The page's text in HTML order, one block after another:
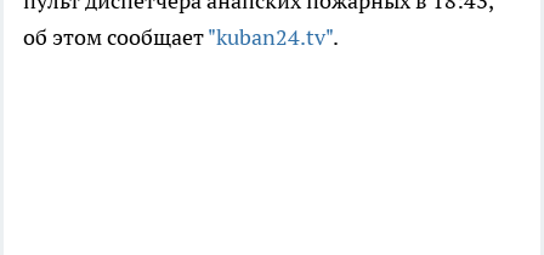
об этом сообщает"kuban24.tv".